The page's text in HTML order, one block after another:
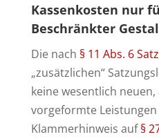
Kassenkosten nur
Beschränkter
Die nach § 11 Abs. 6
„zusätzlichen“
keine wesentlich
vorgeformte
Klammerhinweis auf§